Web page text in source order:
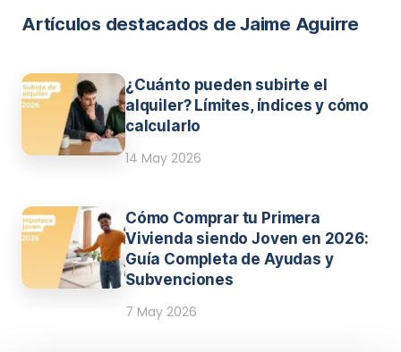
Artículos destacados de Jaime Aguirre
¿Cuánto pueden subirte el
alquiler? Límites, índices y cómo
calcularlo
14 May 2026
Cómo Comprar tu Primera
Vivienda siendo Joven en 2026:
Guía Completa de Ayudas y
Subvenciones
7 May 2026